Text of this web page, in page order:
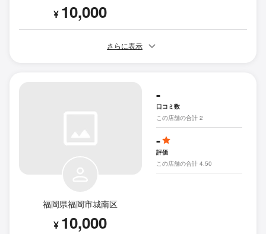
¥ 10,000
さらに表示
福岡県福岡市城南区
¥ 10,000
-
口コミ数
この店舗の合計 2
-
評価
この店舗の合計 4.50